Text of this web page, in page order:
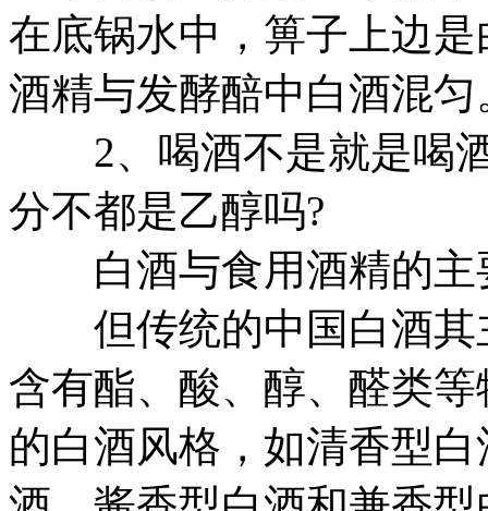
在底锅水中，箅子上边
酒精与发酵醅中白酒混匀
2、喝酒不是就是喝酒
分不都是乙醇吗?
白酒与食用酒精的主
但传统的中国白酒其
含有酯、酸、醇、醛类
的白酒风格，如清香型